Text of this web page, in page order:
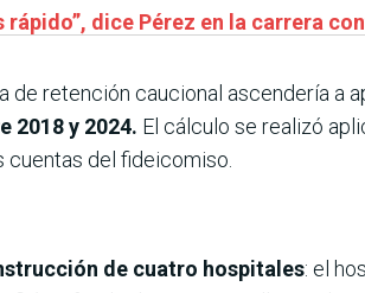
rápido”, dice Pérez en la carrera
retención caucional ascendería a
2018 y 2024. El cálculo se realizó
cuentas del fideicomiso.
de cuatro hospitales: el